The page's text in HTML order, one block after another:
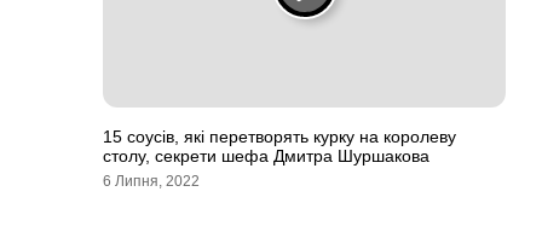
15 соусів, які перетворять курку на королеву
столу, секрети шефа Дмитра Шуршакова
6 Липня, 2022